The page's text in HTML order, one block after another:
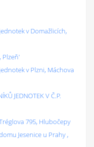
v Domažlicích,
Plzeň'
v Plzni, Máchova
JEDNOTEK V Č.P.
795, Hlubočepy
Jesenice u Prahy ,